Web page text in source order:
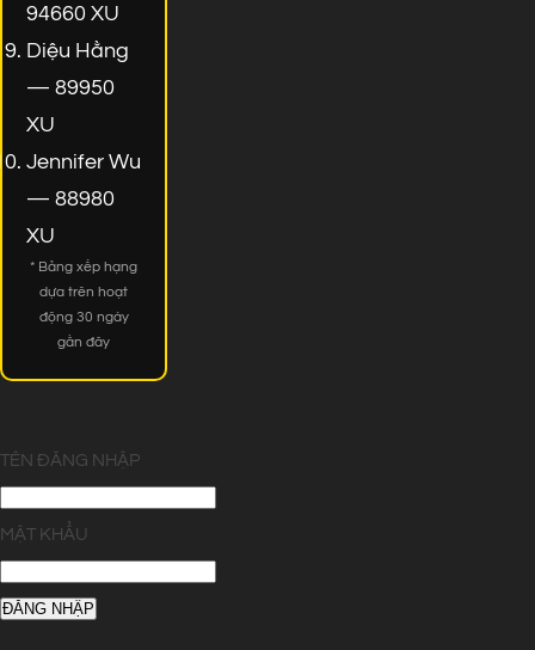
94660 XU
Diệu Hằng
— 89950
XU
Jennifer Wu
— 88980
XU
* Bảng xếp hạng
dựa trên hoạt
động 30 ngày
gần đây
TÊN ĐĂNG NHẬP
MẬT KHẨU